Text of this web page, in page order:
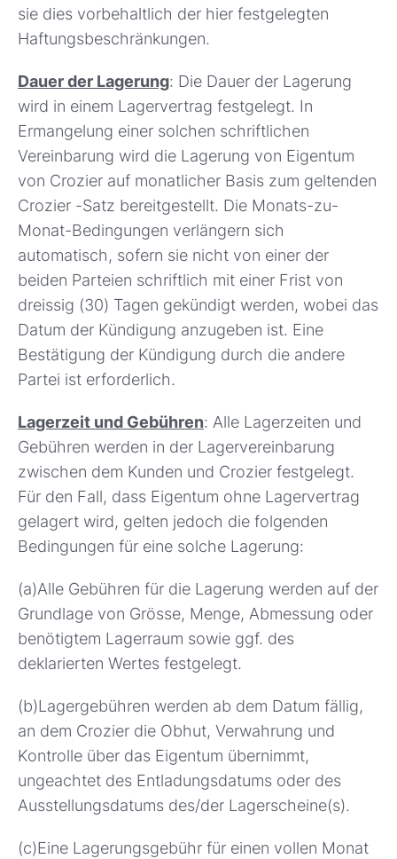
sie dies vorbehaltlich der hier festgelegten
Haftungsbeschränkungen.
Dauer der Lagerung: Die Dauer der Lagerung
wird in einem Lagervertrag festgelegt. In
Ermangelung einer solchen schriftlichen
Vereinbarung wird die Lagerung von Eigentum
von Crozier auf monatlicher Basis zum geltenden
Crozier -Satz bereitgestellt. Die Monats-zu-
Monat-Bedingungen verlängern sich
automatisch, sofern sie nicht von einer der
beiden Parteien schriftlich mit einer Frist von
dreissig (30) Tagen gekündigt werden, wobei das
Datum der Kündigung anzugeben ist. Eine
Bestätigung der Kündigung durch die andere
Partei ist erforderlich.
Lagerzeit und Gebühren: Alle Lagerzeiten und
Gebühren werden in der Lagervereinbarung
zwischen dem Kunden und Crozier festgelegt.
Für den Fall, dass Eigentum ohne Lagervertrag
gelagert wird, gelten jedoch die folgenden
Bedingungen für eine solche Lagerung:
(a)Alle Gebühren für die Lagerung werden auf der
Grundlage von Grösse, Menge, Abmessung oder
benötigtem Lagerraum sowie ggf. des
deklarierten Wertes festgelegt.
(b)Lagergebühren werden ab dem Datum fällig,
an dem Crozier die Obhut, Verwahrung und
Kontrolle über das Eigentum übernimmt,
ungeachtet des Entladungsdatums oder des
Ausstellungsdatums des/der Lagerscheine(s).
(c)Eine Lagerungsgebühr für einen vollen Monat